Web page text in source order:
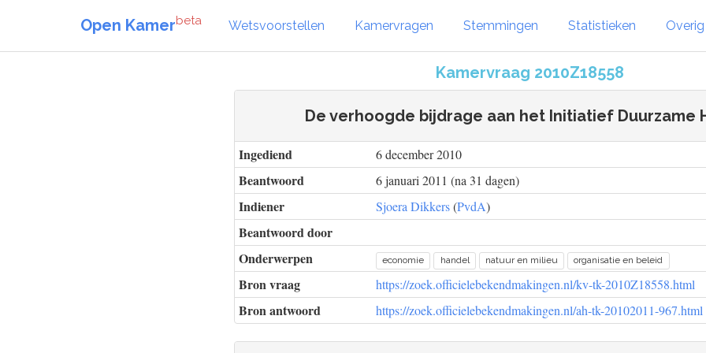
Open Kamerbeta Wetsvoorstellen Kamervragen Stemmingen Statistieken Overig
Kamervraag 2010Z18558
De verhoogde bijdrage aan het Initiatief Duurzame
Ingediend 6 december 2010
Beantwoord 6 januari 2011 (na 31 dagen)
Indiener Sjoera Dikkers(PvdA)
Beantwoord door
Onderwerpen
economie handel natuur en milieu organisatie en beleid
Bron vraag https://zoek.officielebekendmakingen.nl/kv-tk-2010Z18558.html
Bron antwoord https://zoek.officielebekendmakingen.nl/ah-tk-20102011-967.html